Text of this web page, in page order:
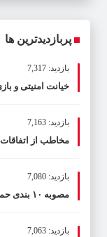
پربازدیدترین ها
بازدید: 7,317
خیانت امنیتی و
بازدید: 7,163
مخاطب از
بازدید: 7,080
مصوبه ۱۰ بندی حمایتی دولت از بورس به لایحه بودجه پیوست شد
بازدید: 7,063